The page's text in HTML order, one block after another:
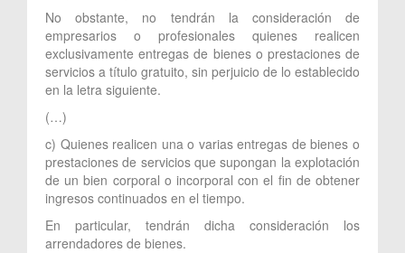
No obstante, no tendrán la consideración de
empresarios o profesionales quienes realicen
exclusivamente entregas de bienes o prestaciones de
servicios a título gratuito, sin perjuicio de lo establecido
en la letra siguiente.
(…)
c) Quienes realicen una o varias entregas de bienes o
prestaciones de servicios que supongan la explotación
de un bien corporal o incorporal con el fin de obtener
ingresos continuados en el tiempo.
En particular, tendrán dicha consideración los
arrendadores de bienes.